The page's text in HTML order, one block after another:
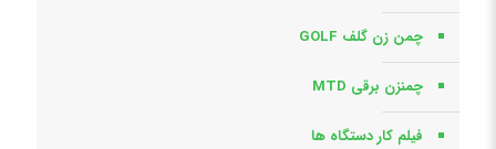
چمن زن گلف GOLF
چمنزن برقی MTD
فیلم کار دستگاه ها